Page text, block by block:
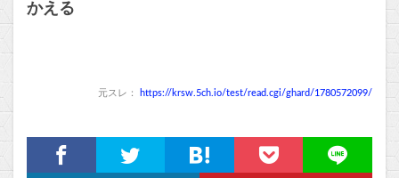
かえる
元スレ： https://krsw.5ch.io/test/read.cgi/ghard/1780572099/